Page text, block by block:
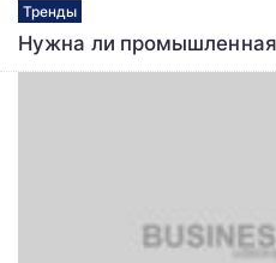
Тренды
Нужна ли промышленная